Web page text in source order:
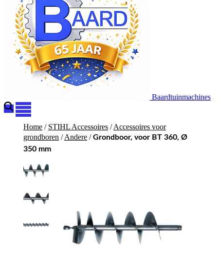
Baardtuinmachines
Home / STIHL Accessoires /Accessoires voor
grondboren /Andere /Grondboor, voor BT 360, Ø
350 mm